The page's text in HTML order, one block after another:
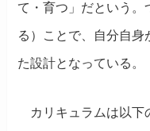
て・育つ」だという。
る）ことで、自分自身
た設計となっている。
カリキュラムは以下